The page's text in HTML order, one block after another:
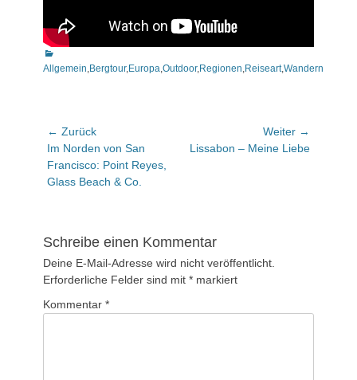
Kategorien
Allgemein,Bergtour,Europa,Outdoor,Regionen,Reiseart,Wandern
Beitragsnavigation
← Zurück
Vorhergehender
Beitrag:
Im Norden von San
Francisco: Point Reyes,
Glass Beach & Co.
Weiter →
Nächster
Lissabon – Meine Liebe
Schreibe einen Kommentar
Deine E-Mail-Adresse wird nicht veröffentlicht.
Erforderliche Felder sind mit * markiert
Kommentar *